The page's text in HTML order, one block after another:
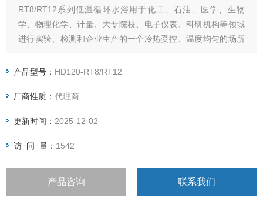
RT8/RT12系列低温循环水浴用于化工、石油、医学、生物
学、物理化学、计量、大专院校、电子仪表、科研机构等领域
进行实验、检测和企业生产的一个冷热受控、温度均匀的场所
制系统采用PID自动控制，LED数显，它的外循环泵可把糟内
产品型号： HD120-RT8/RT12
厂商性质：代理商
更新时间： 2025-12-02
访 问 量： 1542
产品咨询 联系我们